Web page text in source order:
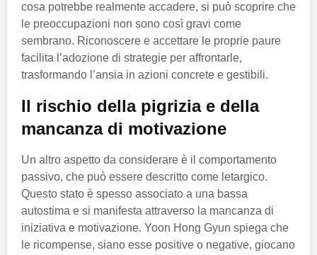
cosa potrebbe realmente accadere, si può scoprire che
le preoccupazioni non sono così gravi come
sembrano. Riconoscere e accettare le proprie paure
facilita l’adozione di strategie per affrontarle,
trasformando l’ansia in azioni concrete e gestibili.
Il rischio della pigrizia e della
mancanza di motivazione
Un altro aspetto da considerare è il comportamento
passivo, che può essere descritto come letargico.
Questo stato è spesso associato a una bassa
autostima e si manifesta attraverso la mancanza di
iniziativa e motivazione. Yoon Hong Gyun spiega che
le ricompense, siano esse positive o negative, giocano